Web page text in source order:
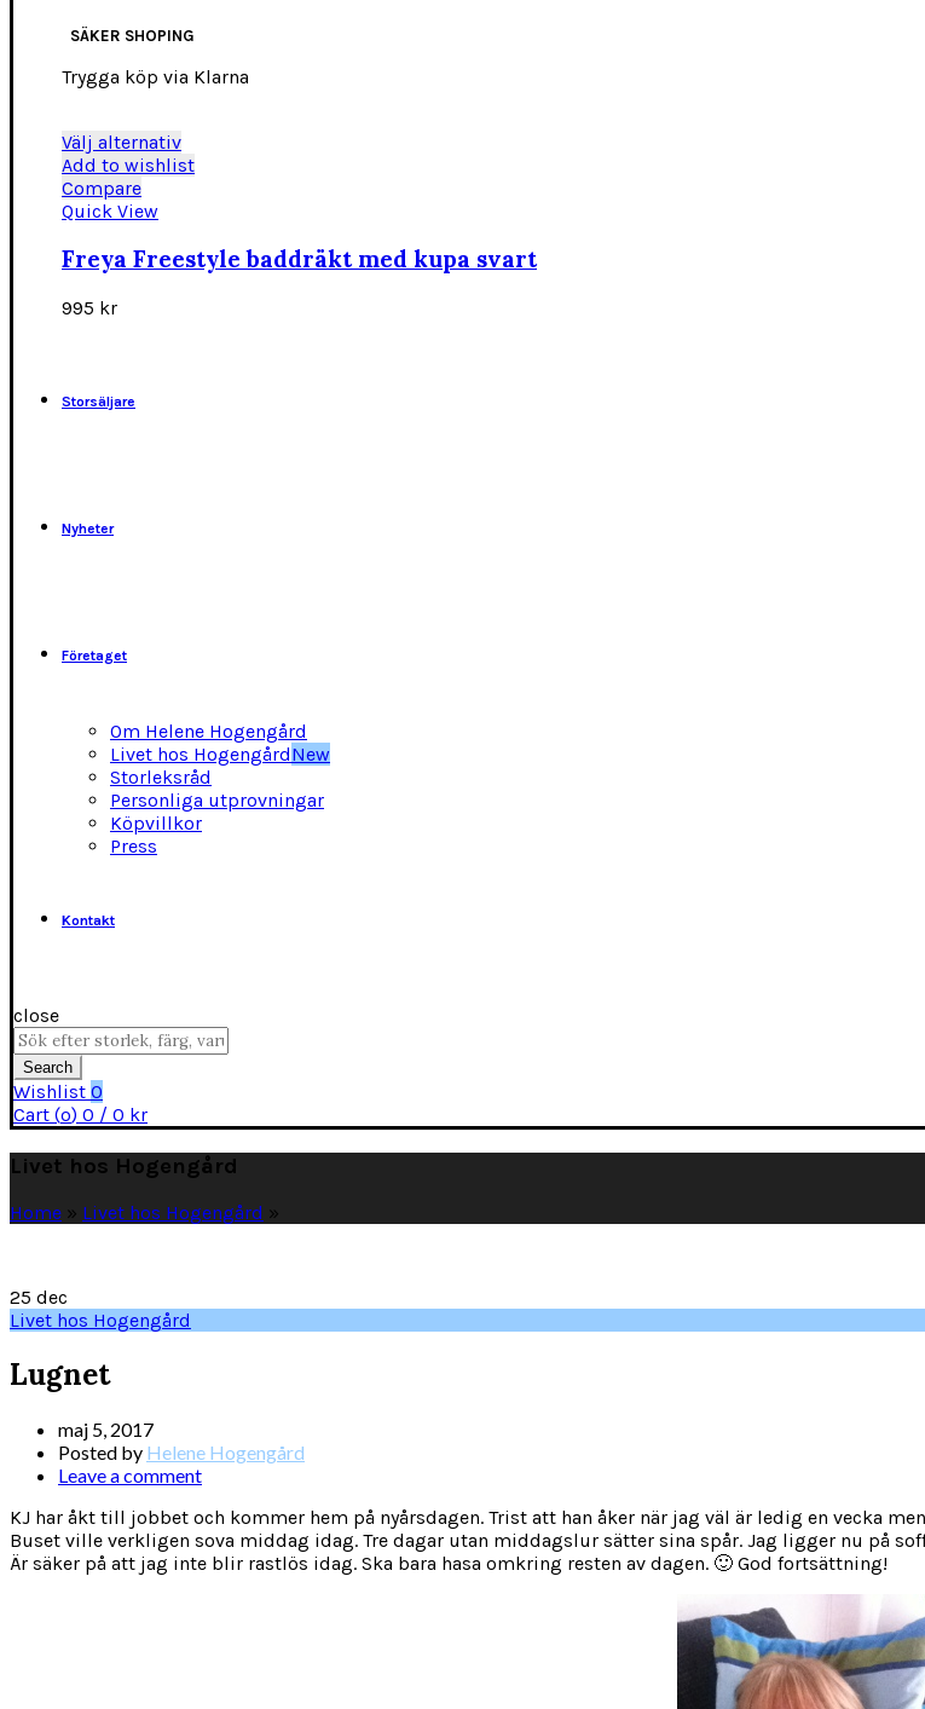
SÄKER SHOPING
Trygga köp via Klarna
Välj alternativDen
här
varianter.
Add to wishlist
Compare
Quick View
Freya Freestyle baddräkt med kupa svart
995 kr
Storsäljare
Nyheter
Företaget
Om Helene Hogengård
Livet hos HogengårdNew
Storleksråd
Personliga utprovningar
Köpvillkor
Press
Kontakt
close
Search
for:
Search
Wishlist 0
Cart (o) 0 / 0 kr
Livet hos Hogengård
Home » Livet hos Hogengård »
25 dec
Livet hos Hogengård
Lugnet
maj 5, 2017
Posted by Helene Hogengård
Leave a comment
KJ har åkt till jobbet och kommer hem på nyårsdagen. Trist att han åker när jag väl är ledig en vecka
Buset ville verkligen sova middag idag. Tre dagar utan middagslur sätter sina spår. Jag ligger nu på
Är säker på att jag inte blir rastlös idag. Ska bara hasa omkring resten av dagen. 🙂 God fortsättning!